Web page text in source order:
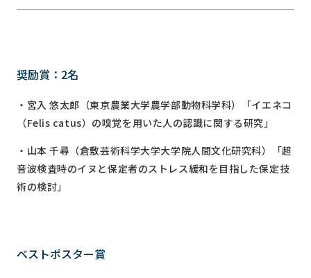
奨励賞：2名
・宮入 悠太郎（東京農業大学農学部動物科学科）「イエネコ
（Felis catus）の嗅覚を用いた人の認識に関する研究」
・山本 千尋（倉敷芸術科学大学大学院人間文化研究科）「超
音波検査時のイヌと保定者のストレス緩和を目指した保定技
術の検討」
ベストポスター賞